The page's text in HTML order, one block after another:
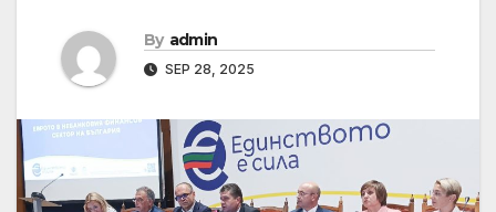
By admin
SEP 28, 2025